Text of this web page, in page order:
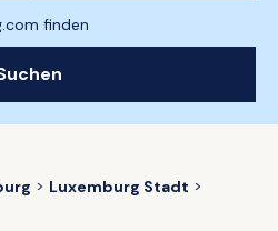
finden
Luxemburg Stadt